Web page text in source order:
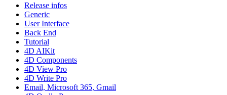
Release infos
Generic
User Interface
Back End
Tutorial
4D AIKit
4D Components
4D View Pro
4D Write Pro
Email, Microsoft 365, Gmail